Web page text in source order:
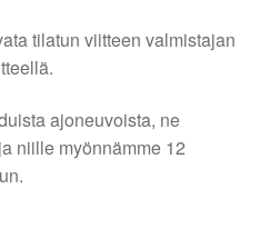
tilatun viitteen valmistajan
ajoneuvoista, ne
niille myönnämme 12